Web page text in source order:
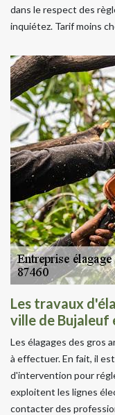
dans le respect des
inquiétez. Tarif moins
Les travaux
ville de Bujaleuf
Les élagages des gros
à effectuer. En fait, il
d'intervention pour
exploitent les lignes
contacter des